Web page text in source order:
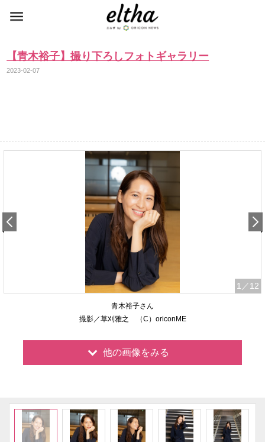
【青木裕子】撮り下ろしフォトギャラリー
2023-02-07
1 ／12
青木裕子さん
撮影／草刈雅之 （C）oriconME
他の画像をみる